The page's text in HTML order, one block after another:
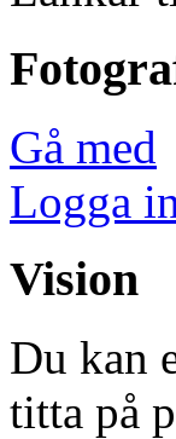
Gå med
Logga in
Vision
Du kan
titta på